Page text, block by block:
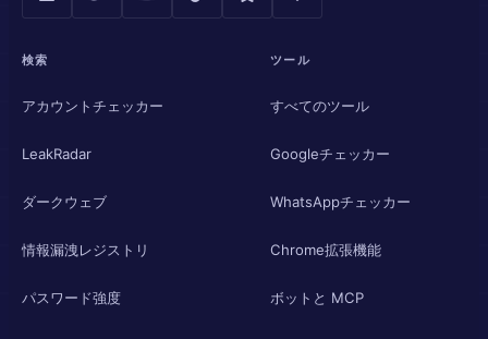
検索
アカウントチェッカー
LeakRadar
ダークウェブ
情報漏洩レジストリ
パスワード強度
ツール
すべてのツール
Googleチェッカー
WhatsAppチェッカー
Chrome拡張機能
ボットと MCP